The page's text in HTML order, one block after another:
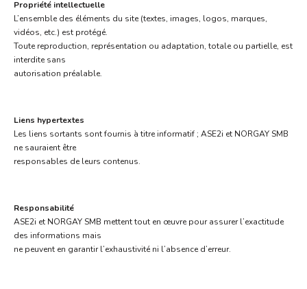
Propriété intellectuelle
L’ensemble des éléments du site (textes, images, logos, marques,
vidéos, etc.) est protégé.
Toute reproduction, représentation ou adaptation, totale ou partielle, est
interdite sans
autorisation préalable.
Liens hypertextes
Les liens sortants sont fournis à titre informatif ; ASE2i et NORGAY SMB
ne sauraient être
responsables de leurs contenus.
Responsabilité
ASE2i et NORGAY SMB mettent tout en œuvre pour assurer l’exactitude
des informations mais
ne peuvent en garantir l’exhaustivité ni l’absence d’erreur.